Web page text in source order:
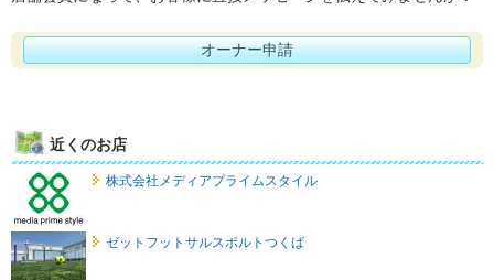
オーナー申請
近くのお店
株式会社メディアプライムスタイル
ゼットフットサルスポルトつくば